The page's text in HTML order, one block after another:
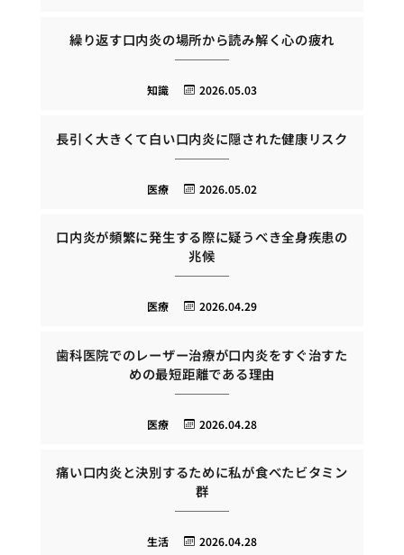
繰り返す口内炎の場所から読み解く心の疲れ
2026.05.03
知識
長引く大きくて白い口内炎に隠された健康リスク
2026.05.02
医療
口内炎が頻繁に発生する際に疑うべき全身疾患の
兆候
2026.04.29
医療
歯科医院でのレーザー治療が口内炎をすぐ治すた
めの最短距離である理由
2026.04.28
医療
痛い口内炎と決別するために私が食べたビタミン
群
2026.04.28
生活